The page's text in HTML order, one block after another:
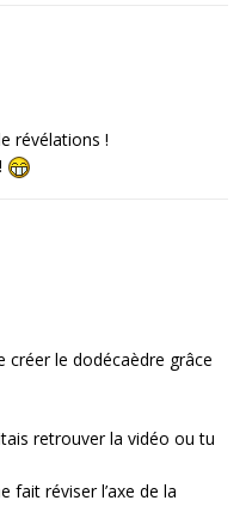
révélations !
créer le dodécaèdre grâce
retrouver la vidéo ou tu
fait réviser l’axe de la